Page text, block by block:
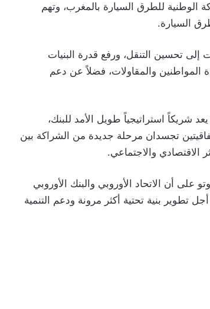
الوطنية للطرق السيارة بالمغرب، وتهم
تحسين التنقل، ورفع قدرة البنيات
المواطنين والمقاولات، فضلاً عن دعم
شريكاً استراتيجياً طويل الأمد للبنك،
تجسدان مرحلة جديدة من الشراكة بين
الاقتصادي والاجتماعي.
على أن الاتحاد الأوروبي والبنك الأوروبي
تطوير بنية تحتية أكثر مرونة ودعم التنمية